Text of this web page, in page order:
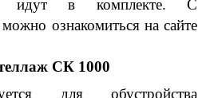
идут в комплекте. С
ознакомиться на сайте
СК 1000
для обустройства